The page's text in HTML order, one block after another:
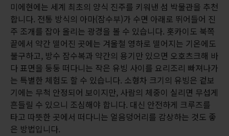
미에현에는 세계 최초의 양식 진주를 키워낸 섬 박물관을 추천
합니다. 전통 방식의 아마(잠수부)가 수면 아래로 뛰어들어 진
주 조개를 잡아 올리는 광경을 볼 수 있습니다. 홋카이도 북쪽
끝에서 약간 떨어진 곳에는 겨울철 영하로 떨어지는 기온에도
불구하고, 방수 잠수복과 약간의 용기만 있으면 오호츠크해 바
다 표면을 둥둥 떠다니는 작은 유빙 사이를 요리조리 빠져나가
는 특별한 체험도 할 수 있습니다. 소형차 크기의 유빙은 겉보
기에는 무척 안정되어 보이지만, 사람의 체중이 실리면 무섭게
흔들릴 수 있으니 조심해야 합니다. 대신 안전하게 크루즈를
타고 따뜻한 곳에서 떠다니는 얼음덩어리를 감상하는 것도 좋
은 방법입니다.